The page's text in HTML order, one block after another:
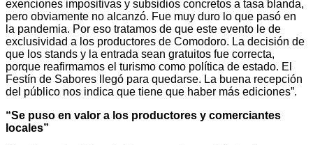
exenciones impositivas y subsidios concretos a tasa blanda,
pero obviamente no alcanzó. Fue muy duro lo que pasó en
la pandemia. Por eso tratamos de que este evento le de
exclusividad a los productores de Comodoro. La decisión de
que los stands y la entrada sean gratuitos fue correcta,
porque reafirmamos el turismo como política de estado. El
Festín de Sabores llegó para quedarse. La buena recepción
del público nos indica que tiene que haber más ediciones”.
“Se puso en valor a los productores y comerciantes
locales”